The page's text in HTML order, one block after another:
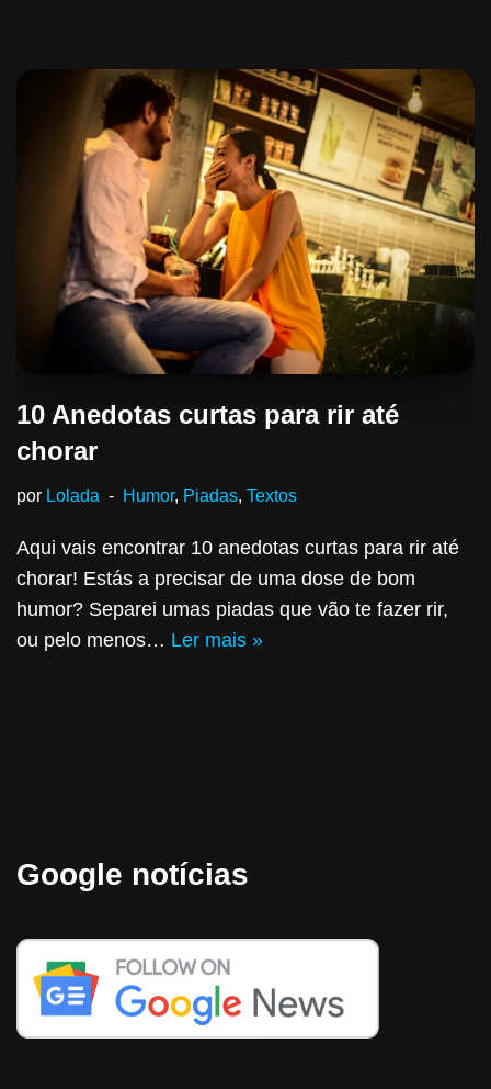
10 Anedotas curtas para rir até
chorar
por Lolada Humor, Piadas, Textos
Aqui vais encontrar 10 anedotas curtas para rir até
chorar! Estás a precisar de uma dose de bom
humor? Separei umas piadas que vão te fazer rir,
ou pelo menos… Ler mais »
Google notícias